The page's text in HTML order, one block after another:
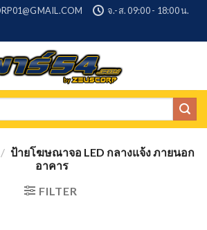
จ.-ส. 09:00 - 18:00 น.
/ ป้ายโฆษณาจอ LED กลางแจ้ง ภายนอก
อาคาร
FILTER